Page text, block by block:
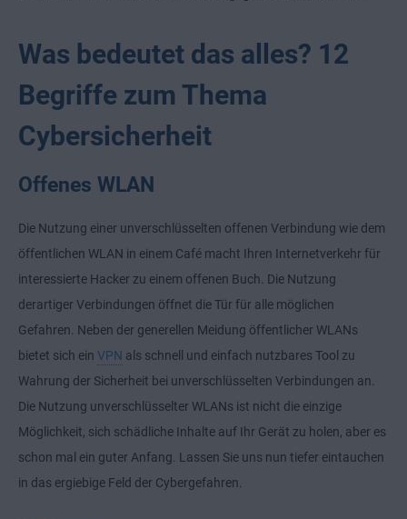
Was bedeutet das alles? 12
Begriffe zum Thema
Cybersicherheit
Offenes WLAN
Die Nutzung einer unverschlüsselten offenen Verbindung wie dem
öffentlichen WLAN in einem Café macht Ihren Internetverkehr für
interessierte Hacker zu einem offenen Buch. Die Nutzung
derartiger Verbindungen öffnet die Tür für alle möglichen
Gefahren. Neben der generellen Meidung öffentlicher WLANs
bietet sich ein VPN als schnell und einfach nutzbares Tool zu
Wahrung der Sicherheit bei unverschlüsselten Verbindungen an.
Die Nutzung unverschlüsselter WLANs ist nicht die einzige
Möglichkeit, sich schädliche Inhalte auf Ihr Gerät zu holen, aber es
schon mal ein guter Anfang. Lassen Sie uns nun tiefer eintauchen
in das ergiebige Feld der Cybergefahren.